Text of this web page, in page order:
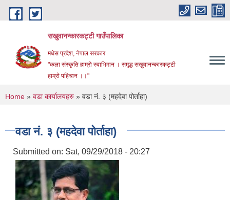
Skip to main content
सखुवानन्कारकट्टी गाउँपालिका
मधेस प्रदेश, नेपाल सरकार
"कला संस्कृति हाम्रो स्वाभिमान । समृद्ध सखुवानन्कारकट्टी
हाम्रो पहिचान ।।"
You are here
Home » वडा कार्यालयहरु » वडा नं. ३ (महदेवा पोर्ताहा)
वडा नं. ३ (महदेवा पोर्ताहा)
Submitted on: Sat, 09/29/2018 - 20:27